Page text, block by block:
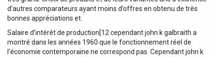
d’autres comparateurs ayant moins d’offres en obtenu de très
bonnes appréciations et.
Salaire d’intérêt de production[12 cependant john k galbraith a
montré dans les années 1960 que le fonctionnement réel de
l’économie contemporaine ne correspond pas. Cependant john k